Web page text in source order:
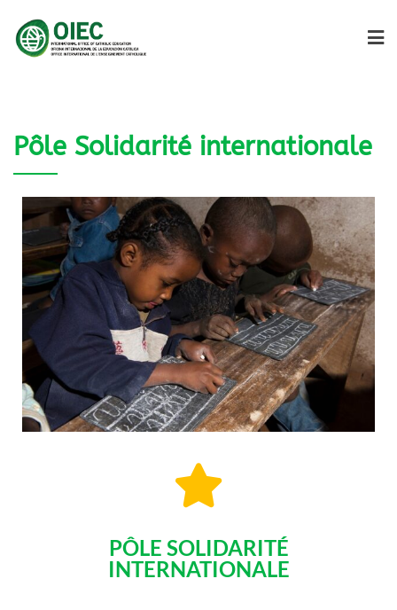
Pôle Solidarité internationale
PÔLE SOLIDARITÉ
INTERNATIONALE